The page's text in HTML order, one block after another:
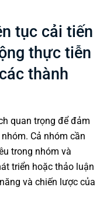
tục cải tiến
thực tiễn
thành
quan trọng để đảm
Cả nhóm cần
trong nhóm và
triển hoặc thảo luận
và chiến lược của